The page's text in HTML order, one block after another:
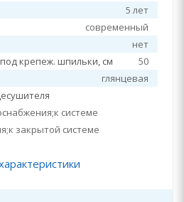
5 лет
современный
нет
крепеж. шпильки, см
50
глянцевая
системе
закрытой системе